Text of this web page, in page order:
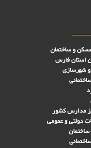
و ساختمان
استان فارس
شهرسازی
مدارس کشور
دولتی و عمومی
ساختمان